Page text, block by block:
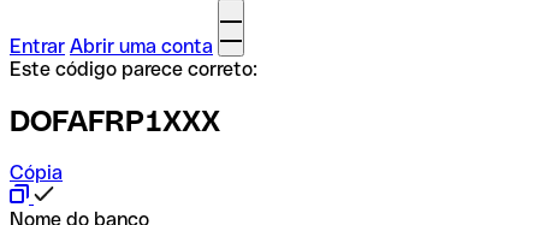
Entrar Abrir uma conta
Este código parece correto:
DOFAFRP1XXX
Cópia
Nome do banco